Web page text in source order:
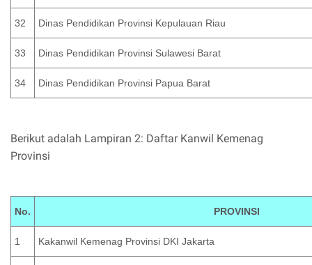
32 Dinas Pendidikan Provinsi Kepulauan Riau
33 Dinas Pendidikan Provinsi Sulawesi Barat
34 Dinas Pendidikan Provinsi Papua Barat
Berikut adalah Lampiran 2: Daftar Kanwil Kemenag
Provinsi
No. PROVINSI
1 Kakanwil Kemenag Provinsi DKI Jakarta